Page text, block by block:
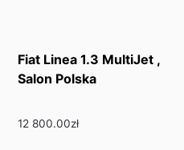
Fiat Linea 1.3 MultiJet ,
Salon Polska
12 800.00zł